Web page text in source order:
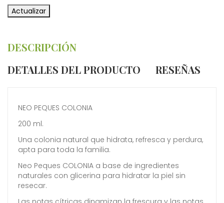
DESCRIPCIÓN
DETALLES DEL PRODUCTO
RESEÑAS
NEO PEQUES COLONIA
200 ml.
Una colonia natural que hidrata, refresca y perdura,
apta para toda la familia.
Neo Peques COLONIA a base de ingredientes
naturales con glicerina para hidratar la piel sin
resecar.